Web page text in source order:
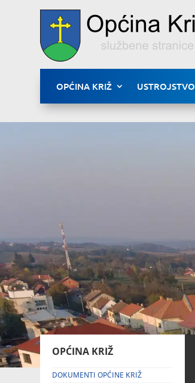
OPĆINA KRIŽ USTROJSTVO
OPĆINA KRIŽ
DOKUMENTI OPĆINE KRIŽ